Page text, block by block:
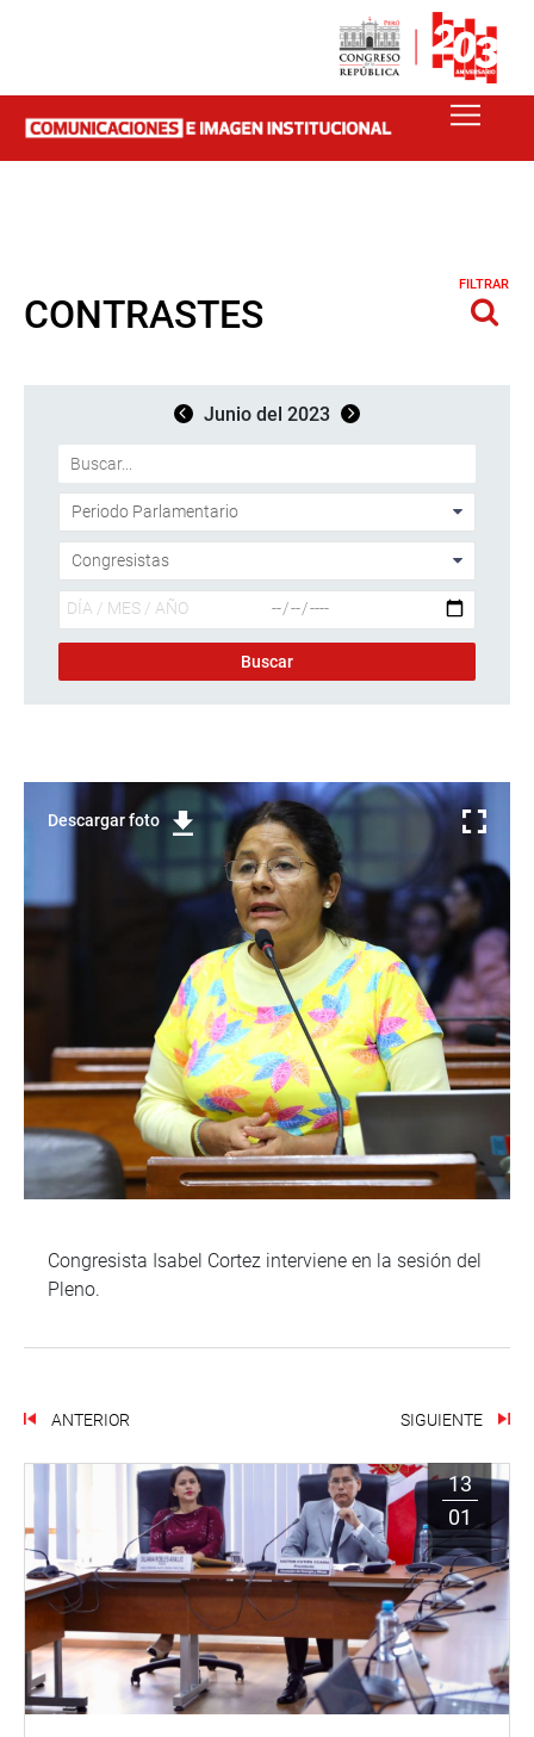
CONTRASTES
FILTRAR
Junio del 2023
Descargar foto
Congresista Isabel Cortez interviene en la sesión del
Pleno.
ANTERIOR SIGUIENTE
13
01